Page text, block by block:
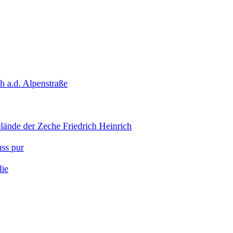
a.d. Alpenstraße
der Zeche Friedrich Heinrich
pur